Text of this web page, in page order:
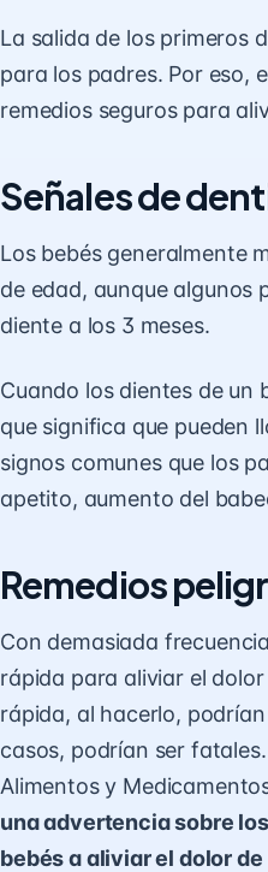
La salida de los primeros
para los padres. Por eso,
remedios seguros para
Señales de
Los bebés generalmente
de edad, aunque algunos
diente a los 3 meses.
Cuando los dientes de un
que significa que pueden
signos comunes que los
apetito, aumento del
Remedios
Con demasiada
rápida para aliviar el
rápida, al hacerlo,
casos, podrían ser
Alimentos y
una advertencia sobre
bebés a aliviar el dolor